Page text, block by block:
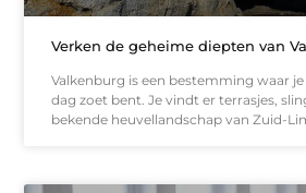
Verken de geheime diepten van
Valkenburg is een bestemming waar
dag zoet bent. Je vindt er terrasjes,
bekende heuvellandschap van Zuid-